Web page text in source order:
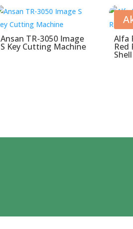
Ansan TR-3050 Image
S Key Cutting Machine
Alfa
Red
Shell